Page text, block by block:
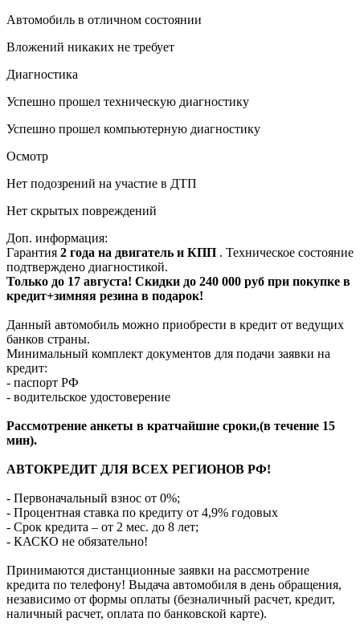
Автомобиль в отличном состоянии
Вложений никаких не требует
Диагностика
Успешно прошел техническую диагностику
Успешно прошел компьютерную диагностику
Осмотр
Нет подозрений на участие в ДТП
Нет скрытых повреждений
Доп. информация:
Гарантия 2 года на двигатель и КПП . Техническое состояние
подтверждено диагностикой.
Только до 17 августа! Скидки до 240 000 руб при покупке в
кредит+зимняя резина в подарок!
Данный автомобиль можно приобрести в кредит от ведущих
банков страны.
Минимальный комплект документов для подачи заявки на
кредит:
- паспорт РФ
- водительское удостоверение
Рассмотрение анкеты в кратчайшие сроки,(в течение 15
мин).
АВТОКРЕДИТ ДЛЯ ВСЕХ РЕГИОНОВ РФ!
- Первоначальный взнос от 0%;
- Процентная ставка по кредиту от 4,9% годовых
- Срок кредита – от 2 мес. до 8 лет;
- КАСКО не обязательно!
Принимаются дистанционные заявки на рассмотрение
кредита по телефону! Выдача автомобиля в день обращения,
независимо от формы оплаты (безналичный расчет, кредит,
наличный расчет, оплата по банковской карте).